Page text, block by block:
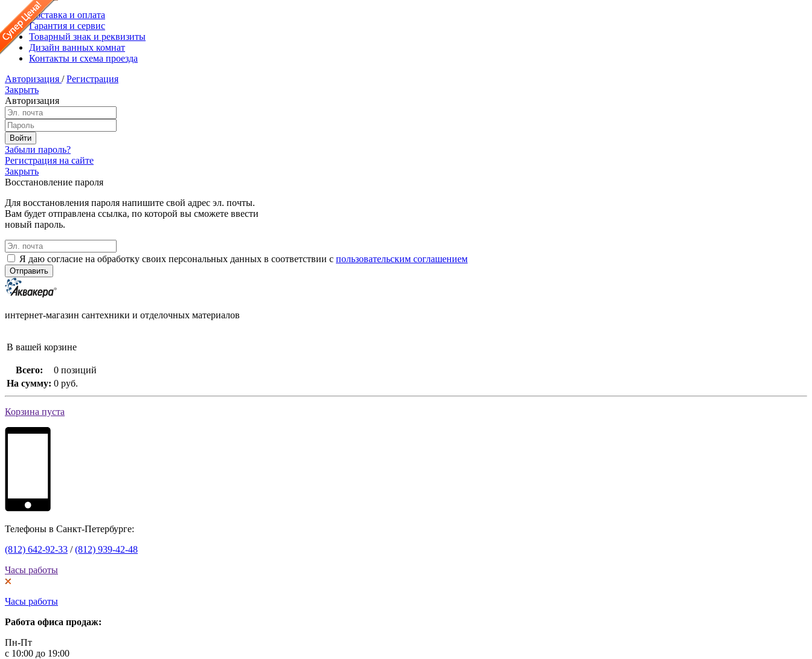
Доставка и оплата
Гарантия и сервис
Товарный знак и реквизиты
Дизайн ванных комнат
Контакты и схема проезда
Авторизация / Регистрация
Закрыть
Авторизация
Забыли пароль?
Регистрация на сайте
Закрыть
Восстановление пароля
Для восстановления пароля напишите свой адрес эл. почты.
Вам будет отправлена ссылка, по которой вы сможете ввести
новый пароль.
Я даю согласие на обработку своих персональных данных в соответствии с пользовательским соглашением
интернет-магазин сантехники и отделочных материалов
В вашей корзине
Всего:
0 позиций
На сумму: 0 руб.
Корзина пуста
Телефоны в Санкт-Петербурге:
(812) 642-92-33 /(812) 939-42-48
Часы работы
Часы работы
Работа офиса продаж:
Пн-Пт
с 10:00 до 19:00